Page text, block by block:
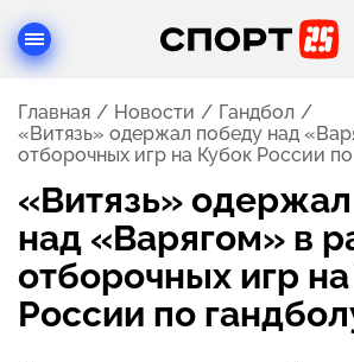
Главная Новости
Гандбол
«Витязь» одержал победу над
отборочных игр на Кубок России
«Витязь»
над «Варягом» в
отборочных игр
России по